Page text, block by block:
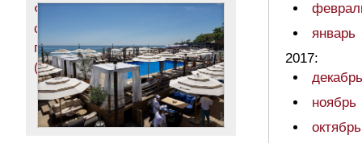
Фонтана открылся
современный семейный
пляжный комплекс
(общество)
январь
2017:
декабрь
ноябрь
октябрь